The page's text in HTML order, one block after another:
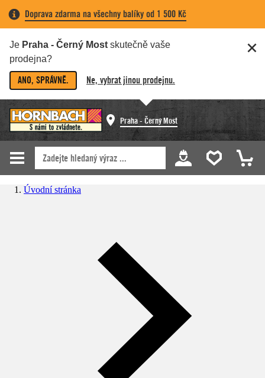
Doprava zdarma na všechny balíky od 1 500 Kč
Je Praha - Černý Most skutečně vaše
prodejna?
ANO, SPRÁVNĚ. Ne, vybrat jinou prodejnu.
Praha - Černý Most
Úvodní stránka